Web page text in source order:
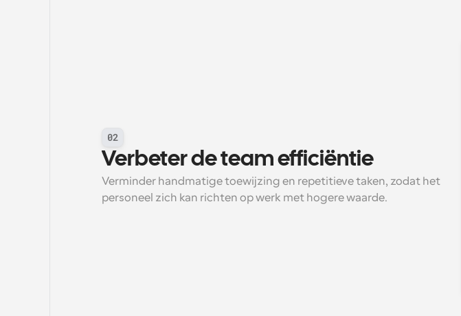
02
Verbeter de team efficiëntie
Verminder handmatige toewijzing en repetitieve taken, zodat het
personeel zich kan richten op werk met hogere waarde.